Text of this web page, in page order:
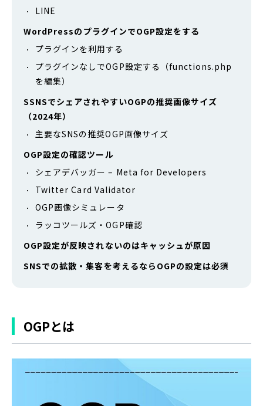
LINE
WordPressのプラグインでOGP設定をする
プラグインを利用する
プラグインなしでOGP設定する（functions.php
を編集）
SSNSでシェアされやすいOGPの推奨画像サイズ
（2024年）
主要なSNSの推奨OGP画像サイズ
OGP設定の確認ツール
シェアデバッガー – Meta for Developers
Twitter Card Validator
OGP画像シミュレータ
ラッコツールズ・OGP確認
OGP設定が反映されないのはキャッシュが原因
SNSでの拡散・集客を考えるならOGPの設定は必須
OGPとは